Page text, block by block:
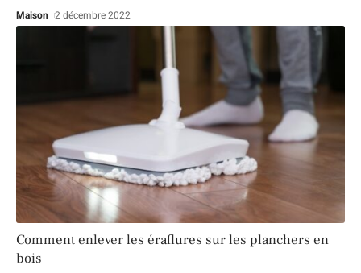
Maison 2 décembre 2022
Comment enlever les éraflures sur les planchers en
bois